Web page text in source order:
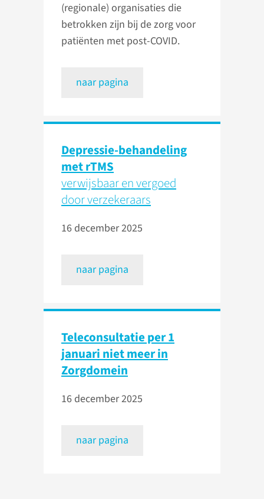
(regionale) organisaties die
betrokken zijn bij de zorg voor
patiënten met post-COVID.
naar pagina
Depressie-behandeling
met rTMS
verwijsbaar en vergoed
door verzekeraars
16 december 2025
naar pagina
Teleconsultatie per 1
januari niet meer in
Zorgdomein
16 december 2025
naar pagina